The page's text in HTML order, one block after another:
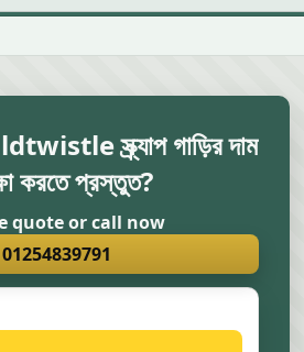
স্ক্র্যাপ গাড়ির দাম
করতে প্রস্তুত?
quote or call now
01254839791